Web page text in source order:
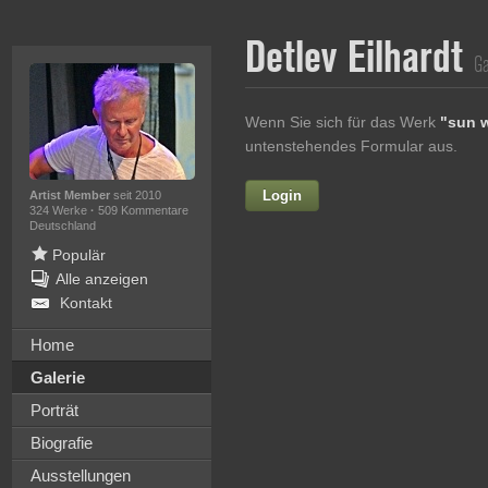
Artist Memberseit 2010
324 Werke · 509 Kommentare
Deutschland
Populär
Alle anzeigen
Kontakt
Home
Galerie
Porträt
Biografie
Ausstellungen
Detlev Eilhardt
Wenn Sie sich für das Werk "sun
untenstehendes Formular aus.
Login